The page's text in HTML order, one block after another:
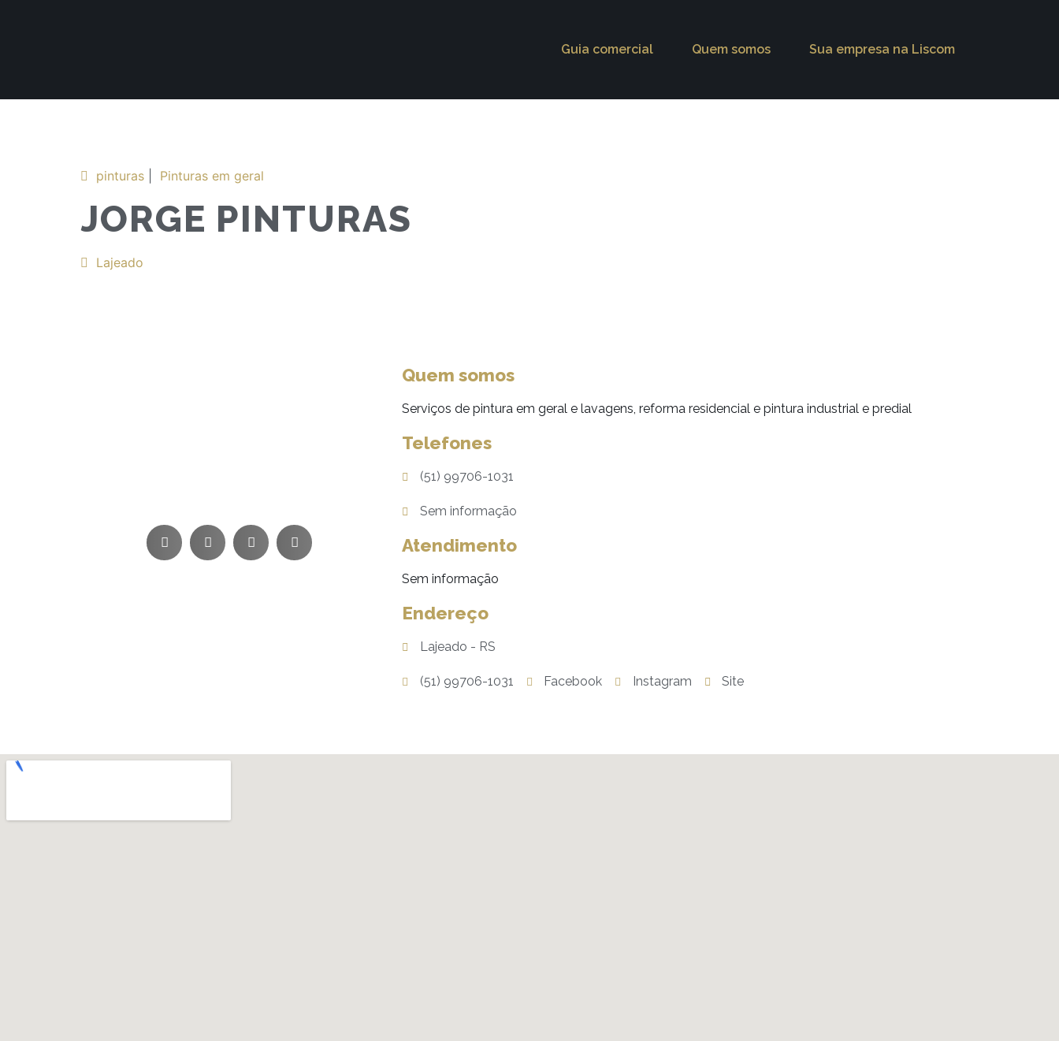
Guia comercial Quem somos Sua empresa na Liscom
pinturas Pinturas em geral
JORGE PINTURAS
Lajeado
Quem somos
Serviços de pintura em geral e lavagens, reforma residencial e pintura industrial e predial
Telefones
(51) 99706-1031
Sem informação
Atendimento
Sem informação
Endereço
Lajeado - RS
(51) 99706-1031 Facebook Instagram Site